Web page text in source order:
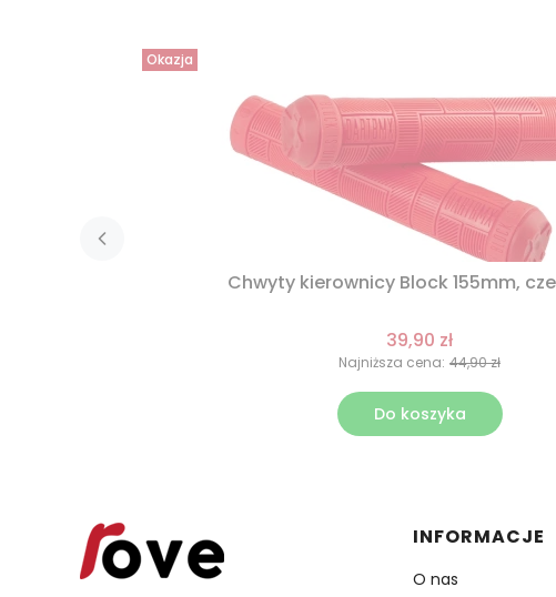
Okazja
Chwyty kierownicy Block 155mm,
39,90 zł
Najniższa cena: 44,90 zł
Do koszyka
Linki w
INFORMACJE
O nas